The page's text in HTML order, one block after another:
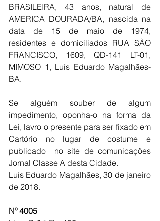
BRASILEIRA, 43 anos, natural de
AMERICA DOURADA/BA, nascida na
data de 15 de maio de 1974,
residentes e domiciliados RUA SÃO
FRANCISCO, 1609, QD-141 LT-01,
MIMOSO 1, Luís Eduardo Magalhães-
BA.
Se alguém souber de algum
impedimento, oponha-o na forma da
Lei, lavro o presente para ser fixado em
Cartório no lugar de costume e
publicado  no site de comunicações
Jornal Classe A desta Cidade.
Luís Eduardo Magalhães, 30 de janeiro
de 2018.
Nº 4005